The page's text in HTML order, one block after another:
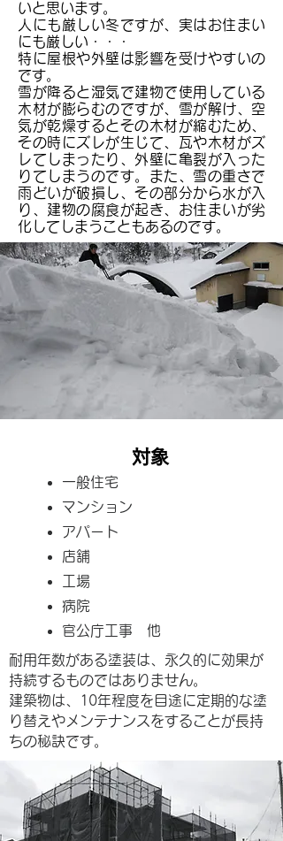
いと思います。
人にも厳しい冬ですが、実はお住まい
にも厳しい・・・
特に屋根や外壁は影響を受けやすいの
です。
雪が降ると湿気で建物で使用している
木材が膨らむのですが、雪が解け、空
気が乾燥するとその木材が縮むため、
その時にズレが生じて、瓦や木材がズ
レてしまったり、外壁に亀裂が入った
りてしまうのです。また、雪の重さで
雨どいが破損し、その部分から水が入
り、建物の腐食が起き、お住まいが劣
化してしまうこともあるのです。
​対象
一般住宅
マンション
アパート
店舗
工場
病院
官公庁工事 他
耐用年数がある塗装は、永久的に効果が
持続するものではありません。
建築物は、10年程度を目途に定期的な塗
り替えやメンテナンスをすることが長持
ちの秘訣です。